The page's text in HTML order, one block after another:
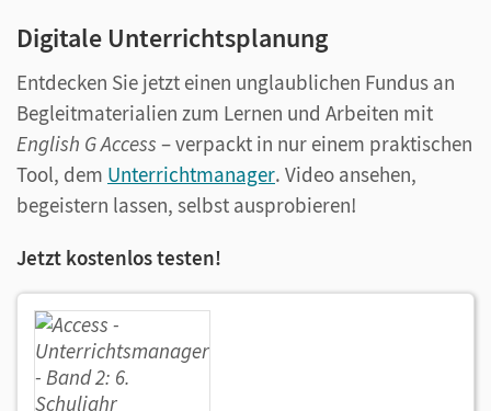
Digitale Unterrichtsplanung
Entdecken Sie jetzt einen unglaublichen Fundus an
Begleitmaterialien zum Lernen und Arbeiten mit
English G Access – verpackt in nur einem praktischen
Tool, dem Unterrichtmanager. Video ansehen,
begeistern lassen, selbst ausprobieren!
Jetzt kostenlos testen!